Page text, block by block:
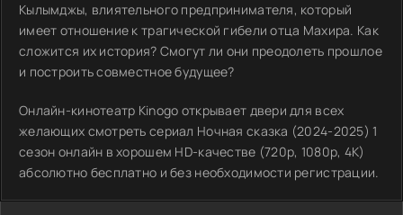
Кылымджы, влиятельного предпринимателя, который
имеет отношение к трагической гибели отца Махира. Как
сложится их история? Смогут ли они преодолеть прошлое
и построить совместное будущее?
Онлайн-кинотеатр Kinogo открывает двери для всех
желающих смотреть сериал Ночная сказка (2024-2025) 1
сезон онлайн в хорошем HD-качестве (720p, 1080p, 4K)
абсолютно бесплатно и без необходимости регистрации.